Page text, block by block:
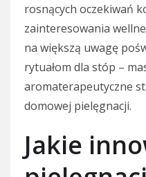
rosnących oczekiwań
zainteresowania
na większą uwagę
rytuałom dla stóp –
aromaterapeutyczne
domowej pielęgnacji.
Jakie